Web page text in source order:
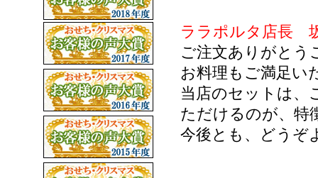
ララポルタ店長
ご注文ありがとう
お料理もご満足い
当店のセットは、
ただけるのが、特
今後とも、どうぞ